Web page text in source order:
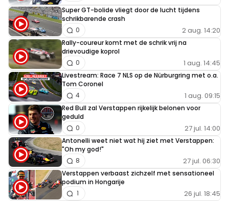
Super GT-bolide vliegt door de lucht tijdens
schrikbarende crash
2 aug. 14:20
0
Rally-coureur komt met de schrik vrij na
drievoudige koprol
1 aug. 14:45
0
Livestream: Race 7 NLS op de Nürburgring met o.a.
Tom Coronel
1 aug. 09:15
4
Red Bull zal Verstappen rijkelijk belonen voor
geduld
27 jul. 14:00
0
Antonelli weet niet wat hij ziet met Verstappen:
"Oh my god!"
27 jul. 06:30
8
Verstappen verbaast zichzelf met sensationeel
podium in Hongarije
26 jul. 18:45
1